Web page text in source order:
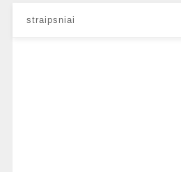
straipsniai